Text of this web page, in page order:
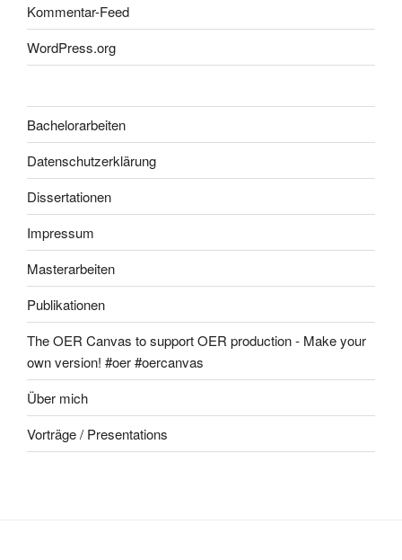
Kommentar-Feed
WordPress.org
Bachelorarbeiten
Datenschutzerklärung
Dissertationen
Impressum
Masterarbeiten
Publikationen
The OER Canvas to support OER production - Make your
own version! #oer #oercanvas
Über mich
Vorträge / Presentations